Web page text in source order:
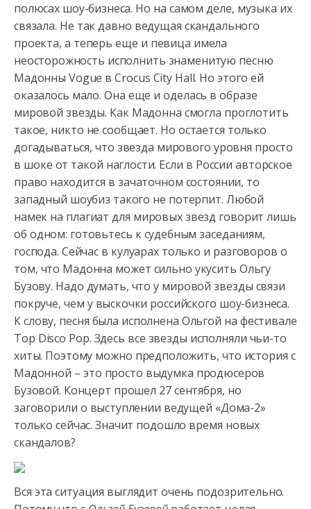
полюсахшоу-бизнеса. Но на самом деле, музыка их
связала. Не так давно ведущая скандального
проекта, а теперь еще и певица имела
неосторожность исполнить знаменитую песню
Мадонны Vogue в Crocus City Hall. Но этого ей
оказалось мало. Она еще и оделась в образе
мировой звезды. Как Мадонна смогла проглотить
такое, никто не сообщает. Но остается только
догадываться, что звезда мирового уровня просто
в шоке от такой наглости. Если в России авторское
право находится в зачаточном состоянии, то
западный шоубиз такого не потерпит. Любой
намек на плагиат для мировых звезд говорит лишь
об одном: готовьтесь к судебным заседаниям,
господа. Сейчас в кулуарах только и разговоров о
том, что Мадонна может сильно укусить Ольгу
Бузову. Надо думать, что у мировой звезды связи
покруче, чем у выскочки российского шоу-бизнеса.
К слову, песня была исполнена Ольгой на фестивале
Top Disco Pop. Здесь все звезды исполняли чьи-то
хиты. Поэтому можно предположить, что история с
Мадонной – это просто выдумка продюсеров
Бузовой. Концерт прошел 27 сентября, но
заговорили о выступлении ведущей «Дома-2»
только сейчас. Значит подошло время новых
скандалов?
Вся эта ситуация выглядит очень подозрительно.